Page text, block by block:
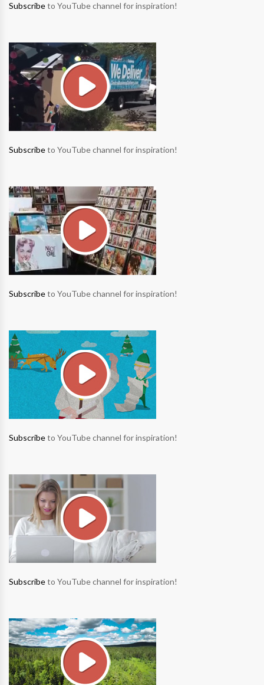
Subscribeto YouTube channel for inspiration!
Subscribeto YouTube channel for inspiration!
Subscribeto YouTube channel for inspiration!
Subscribeto YouTube channel for inspiration!
Subscribeto YouTube channel for inspiration!